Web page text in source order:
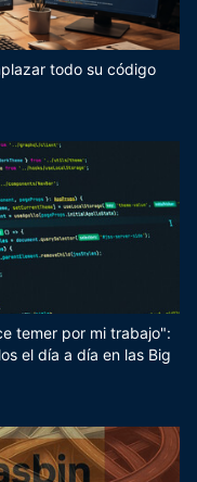
todo su código
temer por mi trabajo":
el día a día en las Big